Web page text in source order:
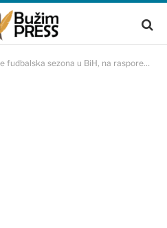
sezona u BiH, na rasporedu utakmice Kupa BiH